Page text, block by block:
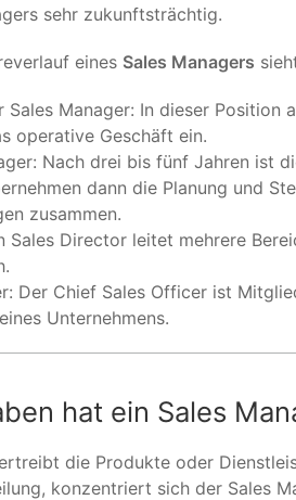
sehr zukunftsträchtig.
eines Sales Managers
Sales Manager: In dieser
operative Geschäft ein.
Nach drei bis fünf Jahren ist
dann die Planung und
zusammen.
Sales Director leitet mehrere
Der Chief Sales Officer ist
Unternehmens.
hat ein Sales
die Produkte oder
konzentriert sich der Sales